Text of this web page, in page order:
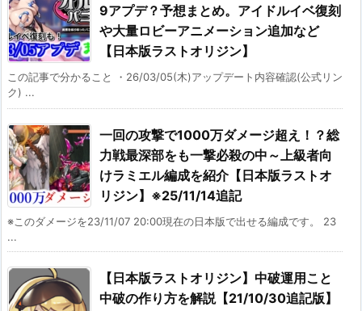
9アプデ？予想まとめ。アイドルイベ復刻
や大量ロビーアニメーション追加など
【日本版ラストオリジン】
この記事で分かること ・26/03/05(木)アップデート内容確認(公式リン
ク) ...
一回の攻撃で1000万ダメージ超え！？総
力戦最深部をも一撃必殺の中～上級者向
けラミエル編成を紹介【日本版ラストオ
リジン】※25/11/14追記
※このダメージを23/11/07 20:00現在の日本版で出せる編成です。 23
...
【日本版ラストオリジン】中破運用こと
中破の作り方を解説【21/10/30追記版】